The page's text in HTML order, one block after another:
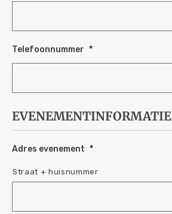
Telefoonnummer *
EVENEMENTINFORMATIE
Adres evenement *
Straat + huisnummer